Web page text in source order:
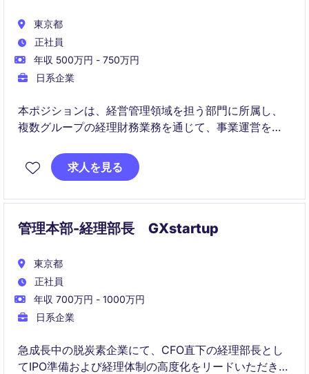
東京都
正社員
年収 500万円 - 750万円
日系企業
本ポジションは、経営管理領域を担う部門に所属し、
複数グループの経理財務業務を通じて、事業運営を支
事業拡大や海外展開が進む中、数字を通じて事業と経
求人を見る
管理本部-経理部長 GXstartup
東京都
正社員
年収 700万円 - 1000万円
日系企業
急成長中の脱炭素企業にて、CFO直下の経理部長とし
てIPO準備および経理体制の高度化をリードいただきま